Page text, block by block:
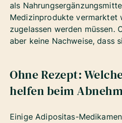
als
Medizinprodukte vermarktet
zugelassen werden müssen.
aber keine Nachweise, dass
Ohne Rezept:
helfen beim
Einige Adipositas-